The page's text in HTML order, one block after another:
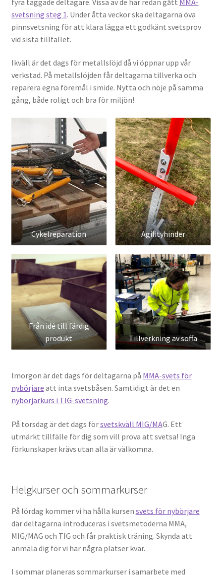
svetsning steg 1. Under åtta veckor ska deltagarna öva
pinnsvetsning för att klara lägga ett godkänt svetsprov
vid sista tillfället.
Ikväll är det dags för metallslöjd då vi öppnar upp vår
verkstad. På metallslöjden får deltagarna tillverka och
reparera egna föremål i smide. Nytta och nöje på samma
gång, både roligt och bra för miljön!
Cykelreparation Agilityhinder
Från idé till färdig
produkt
Tillverkning av soffa
Imorgon är det dags för deltagarna på MMA-svets för
nybörjare att inta svetsbåsen. Samtidigt är det en
nybörjarkurs i TIG-svetsning.
På torsdag är det dags försvetskväll MIG/MAG. Ett
utmärkt tillfälle för dig som vill prova att svetsa! Inga
förkunskaper krävs utan alla är välkomna.
Helgkurser och sommarkurser
På lördag kommer vi ha hålla kursen svets för nybörjare
där deltagarna introduceras i svetsmetoderna MMA,
MIG/MAG och TIG och får praktisk träning. Skynda att
anmäla dig för vi har några platser kvar.
I sommar planeras sommarkurser i samarbete med